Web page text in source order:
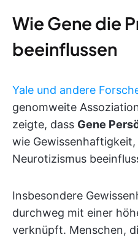
Wie Gene die
beeinflussen
Yale und andere
genomweite
zeigte, dass Gene
wie
Neurotizismus
Insbesondere
durchweg mit einer
verknüpft. Menschen,